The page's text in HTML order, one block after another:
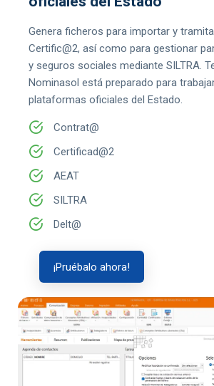
Genera ficheros para importar y
Certific@2, así como para gestionar
y seguros sociales mediante SILTRA.
Nominasol está preparado para
plataformas oficiales del Estado.
Contrat@
Certificad@2
AEAT
SILTRA
Delt@
¡Pruébalo ahora!